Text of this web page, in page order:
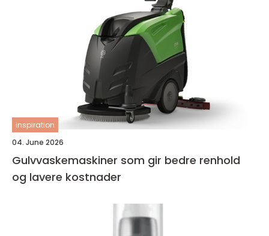
inspiration
04. June 2026
Gulvvaskemaskiner som gir bedre renhold
og lavere kostnader